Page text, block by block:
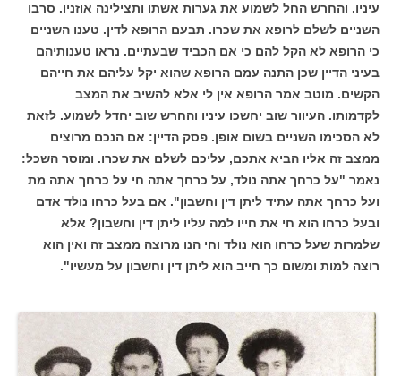
עיניו. והחרש החל לשמוע את גערות אשתו ותצילינה אוזניו. סרבו
השניים לשלם לרופא את שכרו. תבעם הרופא לדין. טענו השניים
כי הרופא לא הקל להם כי אם הכביד שבעתיים. נראו טענותיהם
בעיני הדיין שכן התנה עמם הרופא שהוא יקל עליהם את חייהם
הקשים. מוטב אמר הרופא אין לי אלא להשיב את המצב
לקדמותו. העיוור שוב יחשכו עיניו והחרש שוב יחדל לשמוע. לזאת
לא הסכימו השניים בשום אופן. פסק הדיין: אם הנכם מרוצים
ממצב זה אליו הביא אתכם, עליכם לשלם את שכרו. ומוסר השכל:
נאמר "על כרחך אתה נולד, על כרחך אתה חי על כרחך אתה מת
ועל כרחך אתה עתיד ליתן דין וחשבון". אם בעל כרחו נולד אדם
ובעל כרחו הוא חי את חייו למה עליו ליתן דין וחשבון? אלא
שלמרות שעל כרחו הוא נולד וחי הנו מרוצה ממצב זה ואין הוא
רוצה למות ומשום כך חייב הוא ליתן דין וחשבון על מעשיו".